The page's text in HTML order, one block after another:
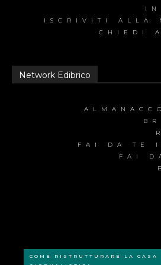
IN
ISCRIVITI ALLA
CHIEDI
Network Edibrico
FAI DA TE
FAI
COME RISTRUTTURARE LA CASA